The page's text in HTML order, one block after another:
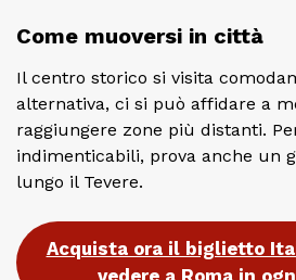
Come muoversi in città
Il centro storico si visita
alternativa, ci si può affidare a
raggiungere zone più distanti.
indimenticabili, prova anche un
lungo il Tevere.
Acquista ora il biglietto